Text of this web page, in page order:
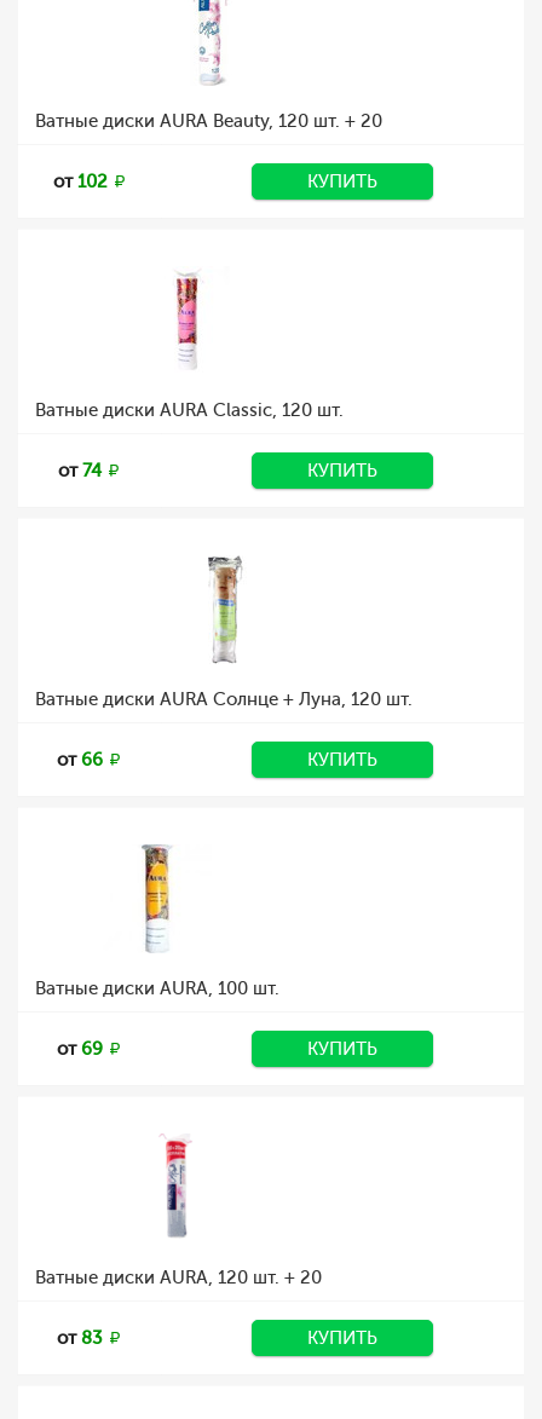
Ватные диски AURA Beauty, 120 шт. + 20
от102 КУПИТЬ
Ватные диски AURA Classic, 120 шт.
от74 КУПИТЬ
Ватные диски AURA Солнце + Луна, 120 шт.
от66 КУПИТЬ
Ватные диски AURA, 100 шт.
от69 КУПИТЬ
Ватные диски AURA, 120 шт. + 20
от83 КУПИТЬ